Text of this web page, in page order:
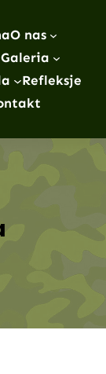
O nas
Galeria
Refleksje